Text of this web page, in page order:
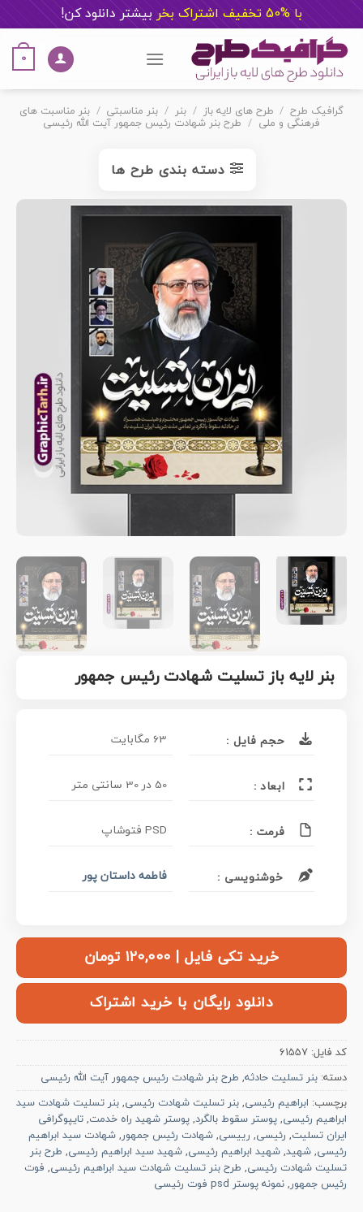
با %50 تخفیف اشتراک بخر بیشتر دانلود کن!
content
0
گرافیک طرح / طرح های لایه باز / بنر / بنر مناسبتی / بنر مناسبت های
فرهنگی و ملی / طرح بنر شهادت رئیس جمهور آیت الله رئیسی
دسته بندی طرح ها
بنر لایه باز تسلیت شهادت رئیس جمهور
حجم فایل : 63 مگابایت
ابعاد : 50 در 30 سانتی متر
فرمت : PSD فتوشاپ
خوشنویسی : فاطمه داستان پور
خرید تکی فایل | ۱۲۰,۰۰۰ تومان
دانلود رایگان با خرید اشتراک
کد فایل: 61557
دسته: بنر تسلیت حادثه, طرح بنر شهادت رئیس جمهور آیت الله رئیسی
برچسب: ابراهیم رئیسی, بنر تسلیت شهادت رئیسی, بنر تسلیت شهادت سید
ابراهیم رئیسی, پوستر سقوط بالگرد, پوستر شهید راه خدمت, تایپوگرافی
ایران تسلیت, رئیسی, رییسی, شهادت رئیس جمهور, شهادت سید ابراهیم
رئیسی, شهید, شهید ابراهیم رئیسی, شهید سید ابراهیم رئیسی, طرح بنر
تسلیت شهادت رئیسی, طرح بنر تسلیت شهادت سید ابراهیم رئیسی, فوت
رئیس جمهور, نمونه پوستر psd فوت رئیسی